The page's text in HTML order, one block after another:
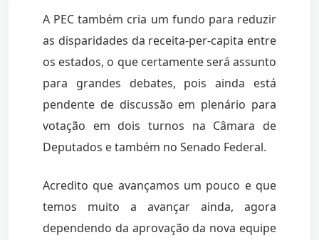
A PEC também cria um fundo para reduzir
as disparidades da receita-per-capita entre
os estados, o que certamente será assunto
para grandes debates, pois ainda está
pendente de discussão em plenário para
votação em dois turnos na Câmara de
Deputados e também no Senado Federal.
Acredito que avançamos um pouco e que
temos muito a avançar ainda, agora
dependendo da aprovação da nova equipe